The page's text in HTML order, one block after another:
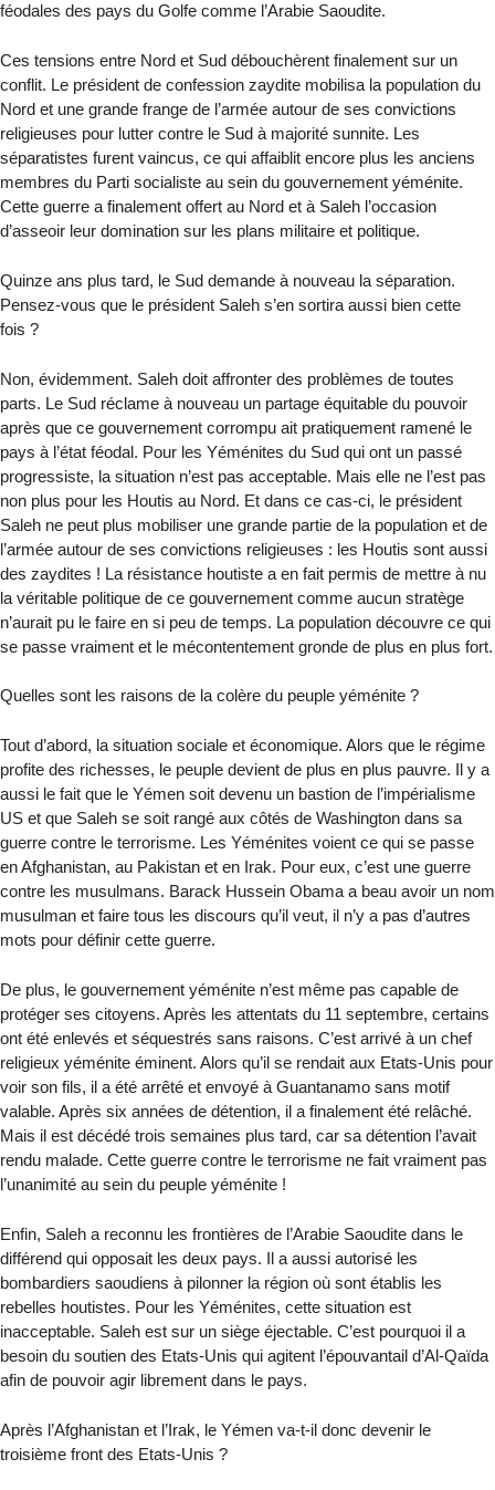
féodales des pays du Golfe comme l’Arabie Saoudite.
Ces tensions entre Nord et Sud débouchèrent finalement sur un
conflit. Le président de confession zaydite mobilisa la population du
Nord et une grande frange de l’armée autour de ses convictions
religieuses pour lutter contre le Sud à majorité sunnite. Les
séparatistes furent vaincus, ce qui affaiblit encore plus les anciens
membres du Parti socialiste au sein du gouvernement yéménite.
Cette guerre a finalement offert au Nord et à Saleh l’occasion
d’asseoir leur domination sur les plans militaire et politique.
Quinze ans plus tard, le Sud demande à nouveau la séparation.
Pensez-vous que le président Saleh s’en sortira aussi bien cette
fois ?
Non, évidemment. Saleh doit affronter des problèmes de toutes
parts. Le Sud réclame à nouveau un partage équitable du pouvoir
après que ce gouvernement corrompu ait pratiquement ramené le
pays à l’état féodal. Pour les Yéménites du Sud qui ont un passé
progressiste, la situation n’est pas acceptable. Mais elle ne l’est pas
non plus pour les Houtis au Nord. Et dans ce cas-ci, le président
Saleh ne peut plus mobiliser une grande partie de la population et de
l’armée autour de ses convictions religieuses : les Houtis sont aussi
des zaydites ! La résistance houtiste a en fait permis de mettre à nu
la véritable politique de ce gouvernement comme aucun stratège
n’aurait pu le faire en si peu de temps. La population découvre ce qui
se passe vraiment et le mécontentement gronde de plus en plus fort.
Quelles sont les raisons de la colère du peuple yéménite ?
Tout d’abord, la situation sociale et économique. Alors que le régime
profite des richesses, le peuple devient de plus en plus pauvre. Il y a
aussi le fait que le Yémen soit devenu un bastion de l’impérialisme
US et que Saleh se soit rangé aux côtés de Washington dans sa
guerre contre le terrorisme. Les Yéménites voient ce qui se passe
en Afghanistan, au Pakistan et en Irak. Pour eux, c’est une guerre
contre les musulmans. Barack Hussein Obama a beau avoir un nom
musulman et faire tous les discours qu’il veut, il n’y a pas d’autres
mots pour définir cette guerre.
De plus, le gouvernement yéménite n’est même pas capable de
protéger ses citoyens. Après les attentats du 11 septembre, certains
ont été enlevés et séquestrés sans raisons. C’est arrivé à un chef
religieux yéménite éminent. Alors qu’il se rendait aux Etats-Unis pour
voir son fils, il a été arrêté et envoyé à Guantanamo sans motif
valable. Après six années de détention, il a finalement été relâché.
Mais il est décédé trois semaines plus tard, car sa détention l’avait
rendu malade. Cette guerre contre le terrorisme ne fait vraiment pas
l’unanimité au sein du peuple yéménite !
Enfin, Saleh a reconnu les frontières de l’Arabie Saoudite dans le
différend qui opposait les deux pays. Il a aussi autorisé les
bombardiers saoudiens à pilonner la région où sont établis les
rebelles houtistes. Pour les Yéménites, cette situation est
inacceptable. Saleh est sur un siège éjectable. C’est pourquoi il a
besoin du soutien des Etats-Unis qui agitent l’épouvantail d’Al-Qaïda
afin de pouvoir agir librement dans le pays.
Après l’Afghanistan et l’Irak, le Yémen va-t-il donc devenir le
troisième front des Etats-Unis ?